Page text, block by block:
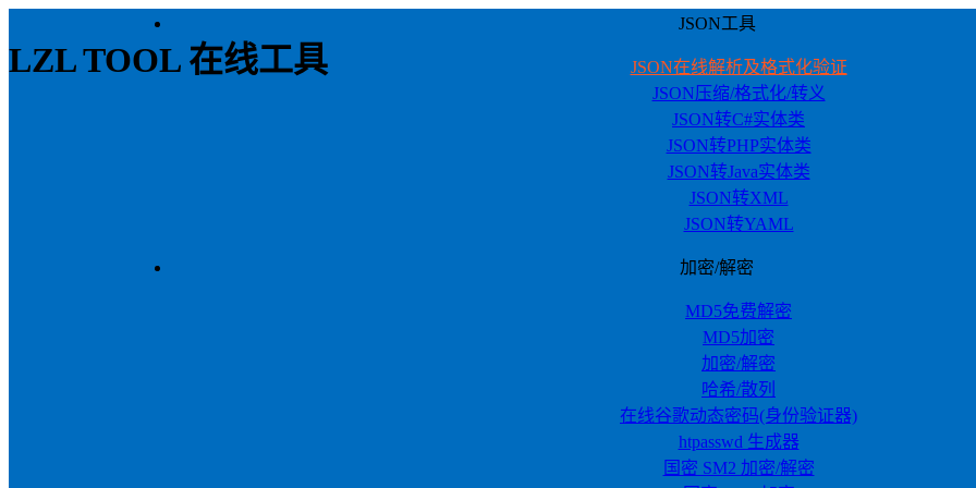
LZL TOOL 在线工具
JSON工具
JSON在线解析及格式化验证
JSON压缩/格式化/转义
JSON转C#实体类
JSON转PHP实体类
JSON转Java实体类
JSON转XML
JSON转YAML
加密/解密
MD5免费解密
MD5加密
加密/解密
哈希/散列
在线谷歌动态密码(身份验证器)
htpasswd 生成器
国密 SM2 加密/解密